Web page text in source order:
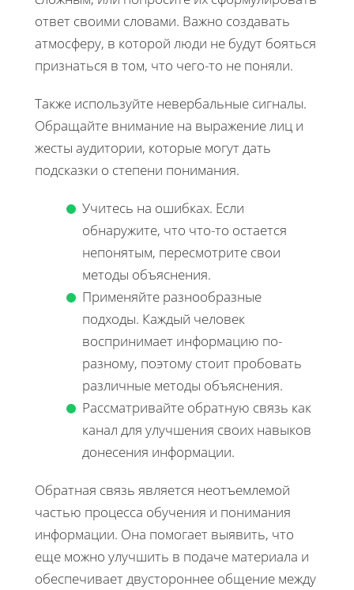
ответ своими словами. Важно создавать
атмосферу, в которой люди не будут бояться
признаться в том, что чего-то не поняли.
Также используйте невербальные сигналы.
Обращайте внимание на выражение лиц и
жесты аудитории, которые могут дать
подсказки о степени понимания.
Учитесь на ошибках. Если
обнаружите, что что-то остается
непонятым, пересмотрите свои
методы объяснения.
Применяйте разнообразные
подходы. Каждый человек
воспринимает информацию по-
разному, поэтому стоит пробовать
различные методы объяснения.
Рассматривайте обратную связь как
канал для улучшения своих навыков
донесения информации.
Обратная связь является неотъемлемой
частью процесса обучения и понимания
информации. Она помогает выявить, что
еще можно улучшить в подаче материала и
обеспечивает двустороннее общение между